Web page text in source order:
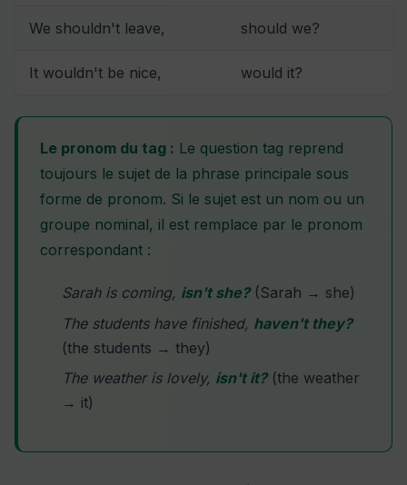
We shouldn't leave, should we?
It wouldn't be nice, would it?
Le pronom du tag : Le question tag reprend
toujours le sujet de la phrase principale sous
forme de pronom. Si le sujet est un nom ou un
groupe nominal, il est remplace par le pronom
correspondant :
Sarah is coming, isn't she?(Sarah → she)
The students have finished, haven't they?
(the students → they)
The weather is lovely, isn't it?(the weather
→ it)